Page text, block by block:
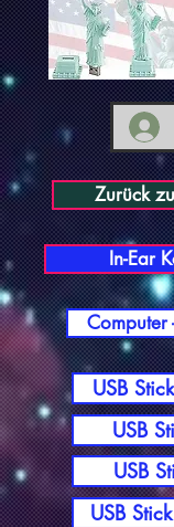
Zurück
In-Ear
USB
USB
USB
USB